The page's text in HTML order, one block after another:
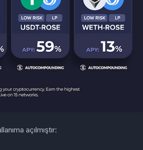
açılmıştır: